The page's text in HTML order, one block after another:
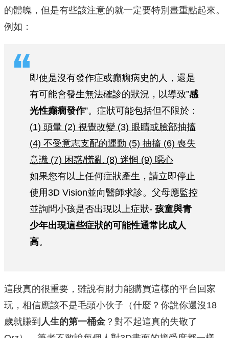
的體魄，但是有些該注意的就一定要特別畫重點起來。
例如：
即使是沒有發作症或癲癇病史的人，還是
有可能會發生無法確診的狀況，以導致”感
光性癲癇發作”。症狀可能包括但不限於：
(1) 頭暈 (2) 視覺改變 (3) 眼睛或臉部抽搐
(4) 不受意志支配的運動 (5) 抽搐 (6) 喪失
意識 (7) 困惑/慌亂 (8) 迷惘 (9) 噁心
如果您有以上任何症狀產生，請立即停止
使用3D Vision並向醫師求診。父母應監控
並詢問小孩是否出現以上症狀- 孩童與青
少年出現這些症狀的可能性通常比成人
高。
這段真的很重要，雖說有財力能購買這樣的平台回家
玩，相信應該不是毛頭小伙子（什麼？你說你還沒18
歲就賺到 人生的第一桶金 ？對不起這真的失敬了